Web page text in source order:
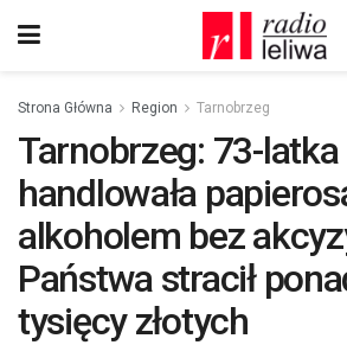
Strona Główna Region Tarnobrzeg
Tarnobrzeg: 73-latka
handlowała
alkoholem bez
Państwa stracił
tysięcy złotych